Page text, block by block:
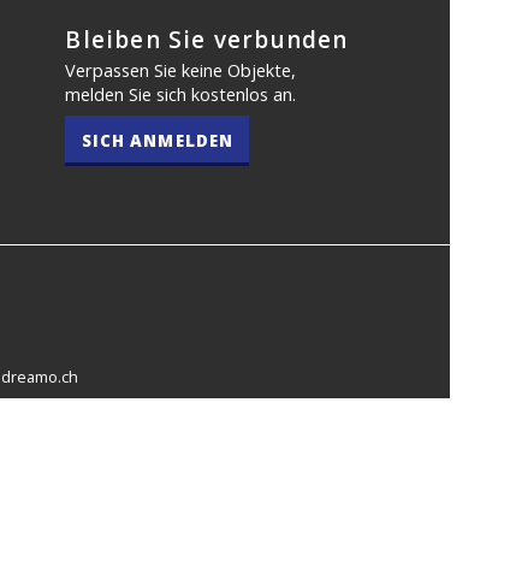
Bleiben Sie verbunden
Verpassen Sie keine Objekte,
melden Sie sich kostenlos an.
SICH ANMELDEN
dreamo.ch